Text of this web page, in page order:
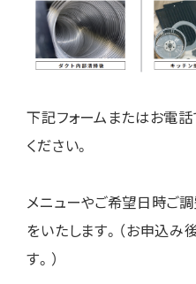
下記フォームまたはお電
ください。
メニューやご希望日時ご
をいたします。（お申込
す。）